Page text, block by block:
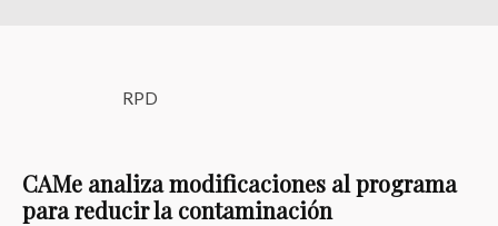
RPD
CAMe analiza modificaciones al programa
para reducir la contaminación